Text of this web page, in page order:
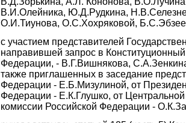
В.И.Олейника, Ю.Д.Рудкина,
О.И.Тиунова, О.С.Хохряковой,
с участием представителей
направившей запрос в
Федерации, - В.Г.Вишнякова,
также приглашенных в заседание
Федерации - Е.Б.Мизулиной, от
Федерации - Е.К.Глушко, от Центральной
комиссии Российской Федерации -